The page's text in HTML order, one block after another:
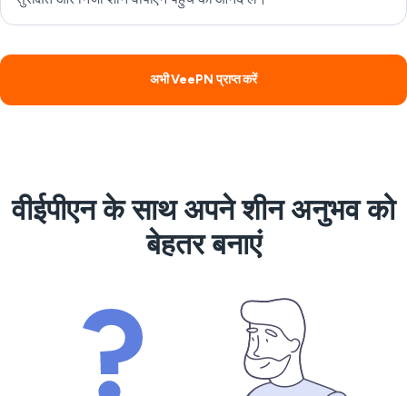
अभी VeePN प्राप्त करें
वीईपीएन के साथ अपने शीन अनुभव को
बेहतर बनाएं